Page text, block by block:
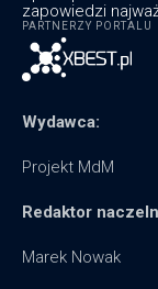
zapowiedzi
PARTNERZY PORTALU
Wydawca:
Projekt MdM
Redaktor
Marek Nowak